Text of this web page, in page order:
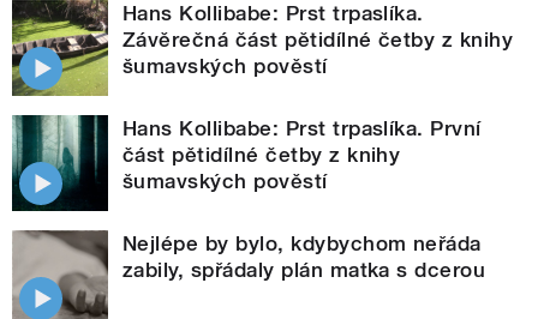
Hans Kollibabe: Prst trpaslíka.
Závěrečná část pětidílné četby z knihy
šumavských pověstí
Hans Kollibabe: Prst trpaslíka. První
část pětidílné četby z knihy
šumavských pověstí
Nejlépe by bylo, kdybychom neřáda
zabily, spřádaly plán matka s dcerou